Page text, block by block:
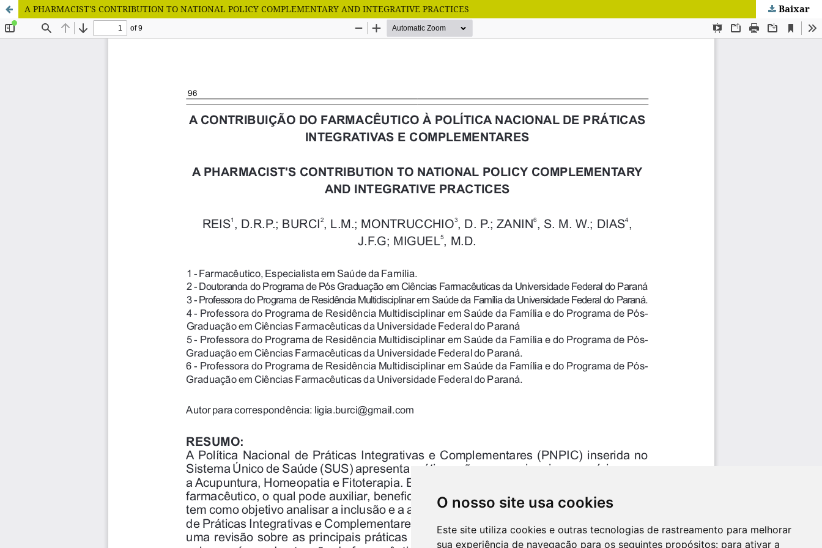
O nosso site usa cookies
Este site utiliza cookies e outras tecnologias de rastreamento para melhorar
sua experiência de navegação para os seguintes propósitos: para ativar a
A PHARMACIST'S CONTRIBUTION TO NATIONAL POLICY COMPLEMENTARY AND INTEGRATIVE PRACTICES Baixar